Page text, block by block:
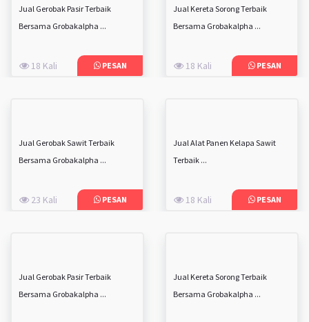
Jual Gerobak Pasir Terbaik
Bersama Grobakalpha ...
18 Kali PESAN
Jual Kereta Sorong Terbaik
Bersama Grobakalpha ...
18 Kali PESAN
Jual Gerobak Sawit Terbaik
Bersama Grobakalpha ...
23 Kali PESAN
Jual Alat Panen Kelapa Sawit
Terbaik ...
18 Kali PESAN
Jual Gerobak Pasir Terbaik
Bersama Grobakalpha ...
Jual Kereta Sorong Terbaik
Bersama Grobakalpha ...